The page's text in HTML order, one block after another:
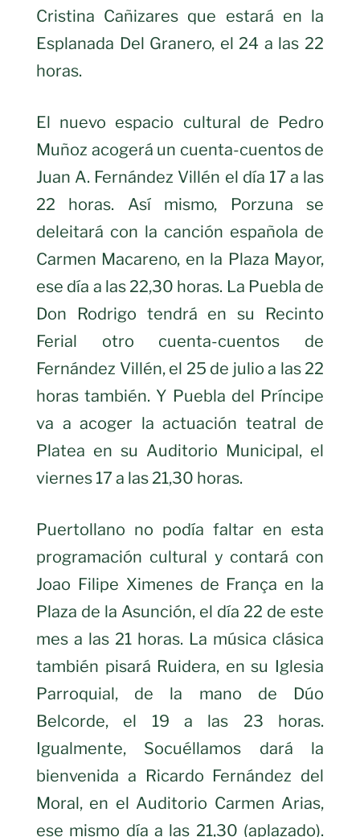
Cristina Cañizares que estará en la
Esplanada Del Granero, el 24 a las 22
horas.
El nuevo espacio cultural de Pedro
Muñoz acogerá un cuenta-cuentos de
Juan A. Fernández Villén el día 17 a las
22 horas. Así mismo, Porzuna se
deleitará con la canción española de
Carmen Macareno, en la Plaza Mayor,
ese día a las 22,30 horas. La Puebla de
Don Rodrigo tendrá en su Recinto
Ferial otro cuenta-cuentos de
Fernández Villén, el 25 de julio a las 22
horas también. Y Puebla del Príncipe
va a acoger la actuación teatral de
Platea en su Auditorio Municipal, el
viernes 17 a las 21,30 horas.
Puertollano no podía faltar en esta
programación cultural y contará con
Joao Filipe Ximenes de França en la
Plaza de la Asunción, el día 22 de este
mes a las 21 horas. La música clásica
también pisará Ruidera, en su Iglesia
Parroquial, de la mano de Dúo
Belcorde, el 19 a las 23 horas.
Igualmente, Socuéllamos dará la
bienvenida a Ricardo Fernández del
Moral, en el Auditorio Carmen Arias,
ese mismo día a las 21,30 (aplazado).